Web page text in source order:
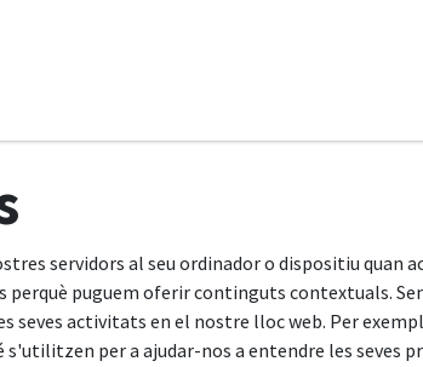
servidors al seu ordinador o dispositiu quan
puguem oferir continguts contextuals.
activitats en el nostre lloc web. Per
s'utilitzen per a ajudar-nos a entendre les